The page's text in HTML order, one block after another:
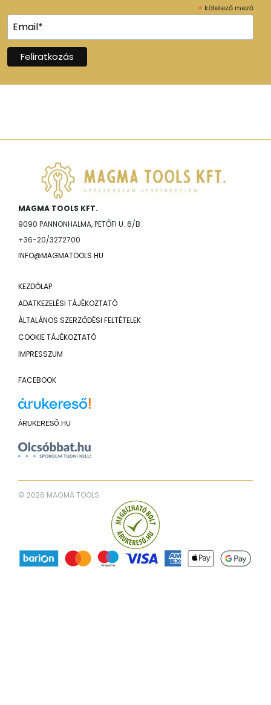
* kötelező mező
MAGMA TOOLS KFT.
9090 PANNONHALMA, PETŐFI U. 6/B
+36-20/3272700
INFO@MAGMATOOLS.HU
KEZDŐLAP
ADATKEZELÉSI TÁJÉKOZTATÓ
ÁLTALÁNOS SZERZŐDÉSI FELTÉTELEK
COOKIE TÁJÉKOZTATÓ
IMPRESSZUM
FACEBOOK
ÁRUKERESŐ.HU
© 2026 MAGMA TOOLS